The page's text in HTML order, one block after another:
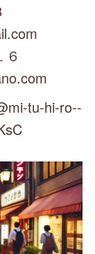
tu-hi-ro--